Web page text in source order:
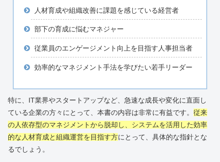
人材育成や組織改善に課題を感じている経営者
部下の育成に悩むマネジャー
従業員のエンゲージメント向上を目指す人事担当者
効率的なマネジメント手法を学びたい若手リーダー
特に、IT業界やスタートアップなど、急速な成長や変化に直面し
ている企業の方々にとって、本書の内容は非常に有益です。 従来
の人依存型のマネジメントから脱却し、システムを活用した効率
的な人材育成と組織運営を目指す方にとって、具体的な指針とな
るでしょう。